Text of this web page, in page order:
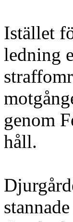
Istället
ledning
genom
håll.